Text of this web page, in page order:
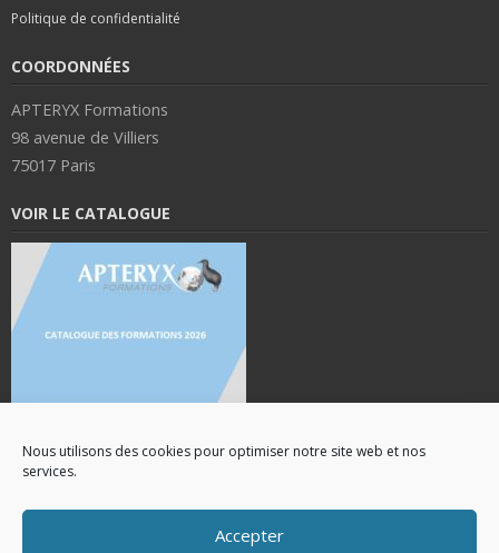
Nous utilisons des cookies pour optimiser notre site web et nos
services.
Accepter
Politique de confidentialité
COORDONNÉES
APTERYX Formations
98 avenue de Villiers
75017 Paris
VOIR LE CATALOGUE